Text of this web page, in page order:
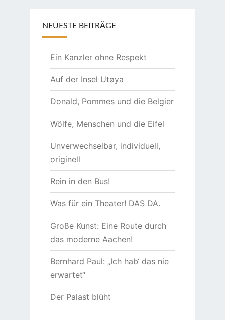
NEUESTE BEITRÄGE
Ein Kanzler ohne Respekt
Auf der Insel Utøya
Donald, Pommes und die Belgier
Wölfe, Menschen und die Eifel
Unverwechselbar, individuell,
originell
Rein in den Bus!
Was für ein Theater! DAS DA.
Große Kunst: Eine Route durch
das moderne Aachen!
Bernhard Paul: „Ich hab‘ das nie
erwartet“
Der Palast blüht